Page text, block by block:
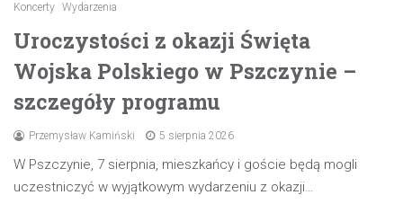
Koncerty Wydarzenia
Uroczystości z okazji Święta
Wojska Polskiego w Pszczynie –
szczegóły programu
Przemysław Kamiński 5 sierpnia 2026
W Pszczynie, 7 sierpnia, mieszkańcy i goście będą mogli
uczestniczyć w wyjątkowym wydarzeniu z okazji…